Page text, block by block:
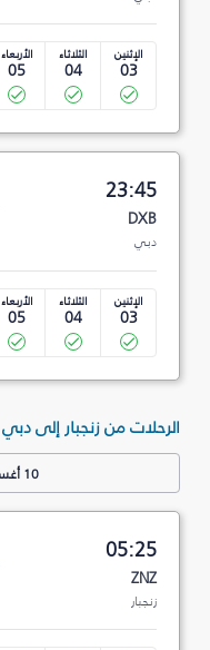
الإثنين
03
الثلاثاء
04
الأربعاء
05
23:45
DXB
دبي
الإثنين
03
الثلاثاء
04
الأربعاء
05
الرحلات من زنجبار إلى دبي
10 أغسطس
05:25
ZNZ
زنجبار